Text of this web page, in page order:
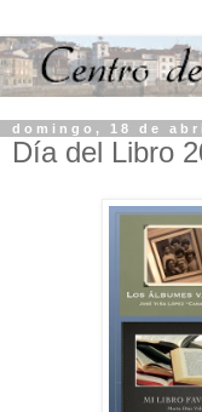
domingo, 18 de
Día del Libro